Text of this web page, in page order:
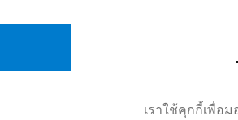
เราใช้คุกกี้เพื่อ